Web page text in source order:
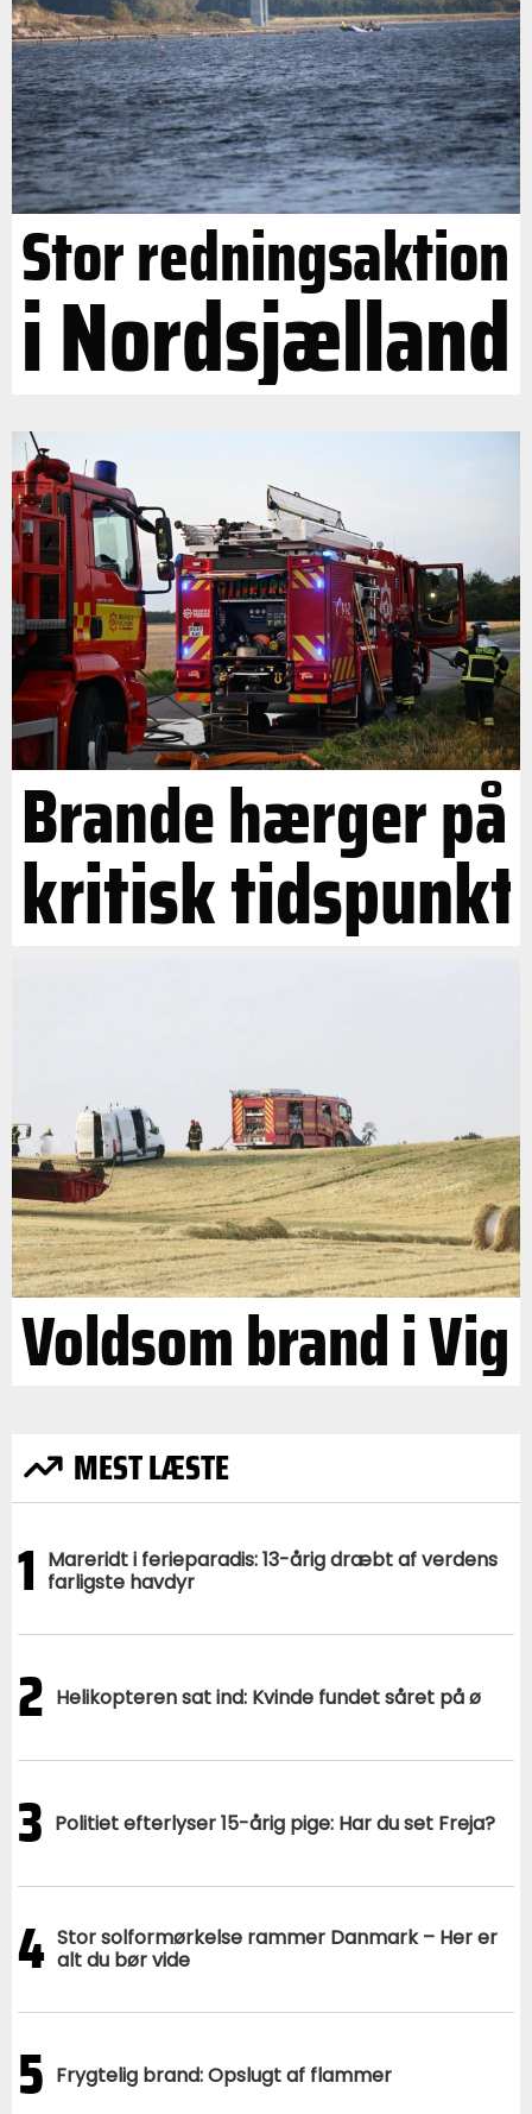
Stor redningsaktion
i Nordsjælland
Brande hærger på
kritisk tidspunkt
Voldsom brand i Vig
MEST LÆSTE
1 Mareridt i ferieparadis: 13-årig dræbt af verdens
farligste havdyr
2 Helikopteren sat ind: Kvinde fundet såret på ø
3 Politiet efterlyser 15-årig pige: Har du set Freja?
4 Stor solformørkelse rammer Danmark – Her er
alt du bør vide
5 Frygtelig brand: Opslugt af flammer